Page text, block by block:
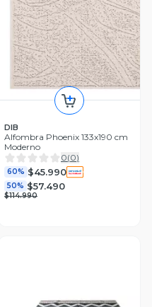
DIB
Alfombra Phoenix 133x190 cm
Moderno
0(0)
60% $45.990
50% $57.490
$114.990